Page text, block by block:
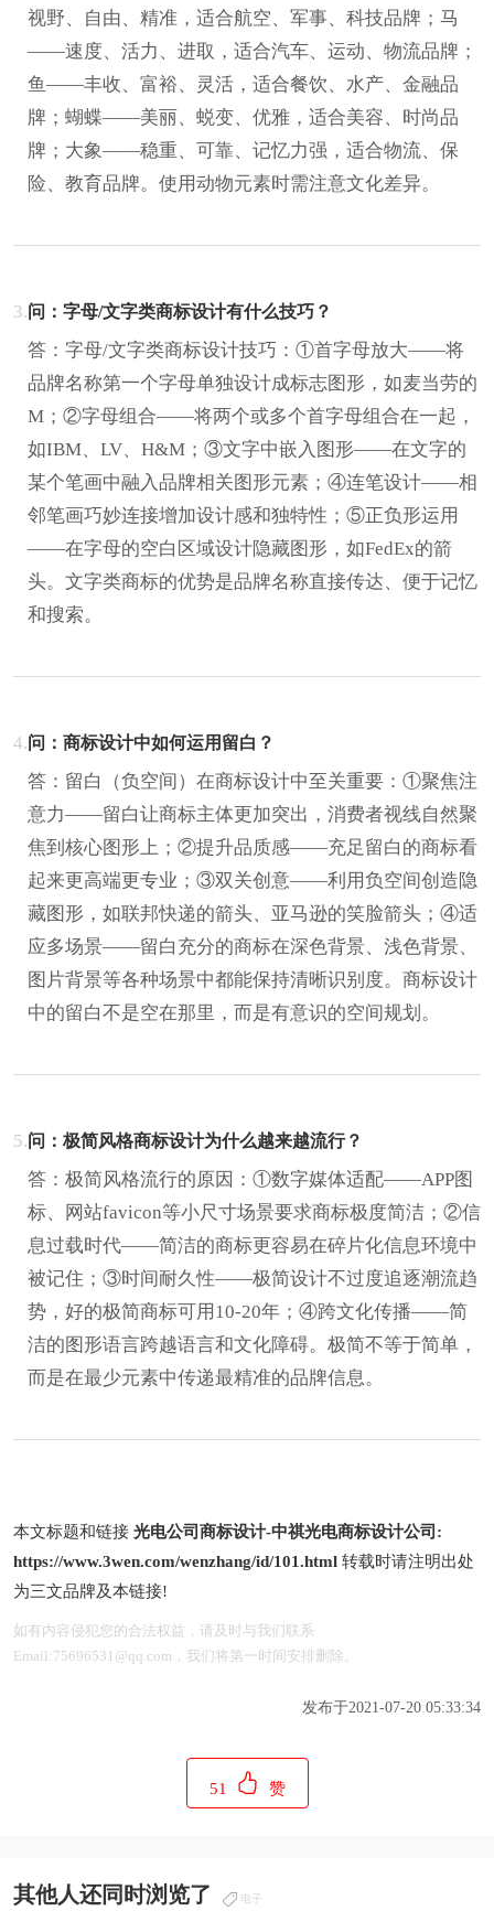
视野、自由、精准，适合航空、军事、科技品牌；马
——速度、活力、进取，适合汽车、运动、物流品牌；
鱼——丰收、富裕、灵活，适合餐饮、水产、金融品
牌；蝴蝶——美丽、蜕变、优雅，适合美容、时尚品
牌；大象——稳重、可靠、记忆力强，适合物流、保
险、教育品牌。使用动物元素时需注意文化差异。
3.问：字母/文字类商标设计有什么技巧？
答：字母/文字类商标设计技巧：①首字母放大——将
品牌名称第一个字母单独设计成标志图形，如麦当劳的
M；②字母组合——将两个或多个首字母组合在一起，
如IBM、LV、H&M；③文字中嵌入图形——在文字的
某个笔画中融入品牌相关图形元素；④连笔设计——相
邻笔画巧妙连接增加设计感和独特性；⑤正负形运用
——在字母的空白区域设计隐藏图形，如FedEx的箭
头。文字类商标的优势是品牌名称直接传达、便于记忆
和搜索。
4.问：商标设计中如何运用留白？
答：留白（负空间）在商标设计中至关重要：①聚焦注
意力——留白让商标主体更加突出，消费者视线自然聚
焦到核心图形上；②提升品质感——充足留白的商标看
起来更高端更专业；③双关创意——利用负空间创造隐
藏图形，如联邦快递的箭头、亚马逊的笑脸箭头；④适
应多场景——留白充分的商标在深色背景、浅色背景、
图片背景等各种场景中都能保持清晰识别度。商标设计
中的留白不是空在那里，而是有意识的空间规划。
5.问：极简风格商标设计为什么越来越流行？
答：极简风格流行的原因：①数字媒体适配——APP图
标、网站favicon等小尺寸场景要求商标极度简洁；②信
息过载时代——简洁的商标更容易在碎片化信息环境中
被记住；③时间耐久性——极简设计不过度追逐潮流趋
势，好的极简商标可用10-20年；④跨文化传播——简
洁的图形语言跨越语言和文化障碍。极简不等于简单，
而是在最少元素中传递最精准的品牌信息。
本文标题和链接 光电公司商标设计-中祺光电商标设计公司:
https://www.3wen.com/wenzhang/id/101.html 转载时请注明出处
为三文品牌及本链接!
如有内容侵犯您的合法权益，请及时与我们联系
Email:75696531@qq.com，我们将第一时间安排删除。
发布于2021-07-20 05:33:34
51 赞
其他人还同时浏览了 电子